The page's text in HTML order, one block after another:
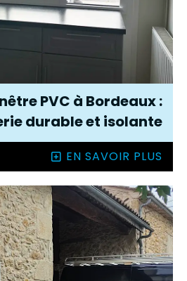
PVC à Bordeaux :
durable et isolante
EN SAVOIR PLUS